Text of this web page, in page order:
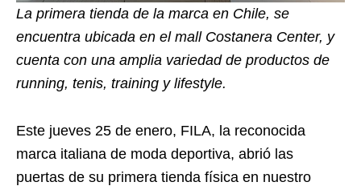
La primera tienda de la marca en Chile, se
encuentra ubicada en el mall Costanera Center, y
cuenta con una amplia variedad de productos de
running, tenis, training y lifestyle.
Este jueves 25 de enero, FILA, la reconocida
marca italiana de moda deportiva, abrió las
puertas de su primera tienda física en nuestro